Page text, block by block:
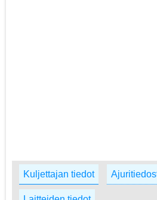
Kuljettajan tiedot